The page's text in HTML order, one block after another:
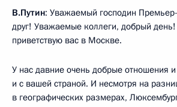
В.Путин: Уважаемый господин
друг! Уважаемые коллеги, добрый
приветствую вас в Москве.
У нас давние очень добрые отношения
и с вашей страной. И несмотря на
в географических размерах,